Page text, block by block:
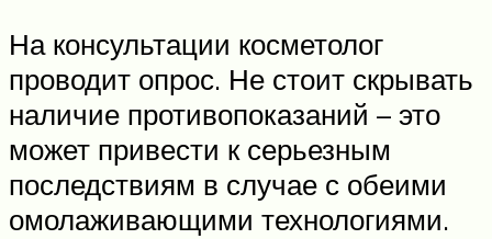
На консультации косметолог
проводит опрос. Не стоит скрывать
наличие противопоказаний – это
может привести к серьезным
последствиям в случае с обеими
омолаживающими технологиями.